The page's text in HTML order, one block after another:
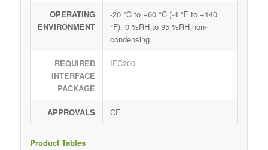
OPERATING
ENVIRONMENT
-20 °C to +60 °C (-4 °F to +140
°F), 0 %RH to 95 %RH non-
condensing
REQUIRED
INTERFACE
PACKAGE
IFC200
APPROVALS CE
Product Tables